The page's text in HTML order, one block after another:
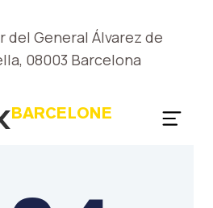
del General Álvarez de
08003 Barcelona